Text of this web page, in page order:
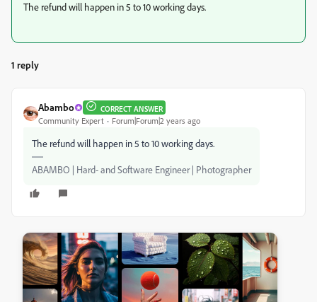
The refund will happen in 5 to 10 working days.
1 reply
Abambo CORRECT ANSWER
Community Expert Forum|Forum|2 years ago
The refund will happen in 5 to 10 working days.
ABAMBO | Hard- and Software Engineer | Photographer